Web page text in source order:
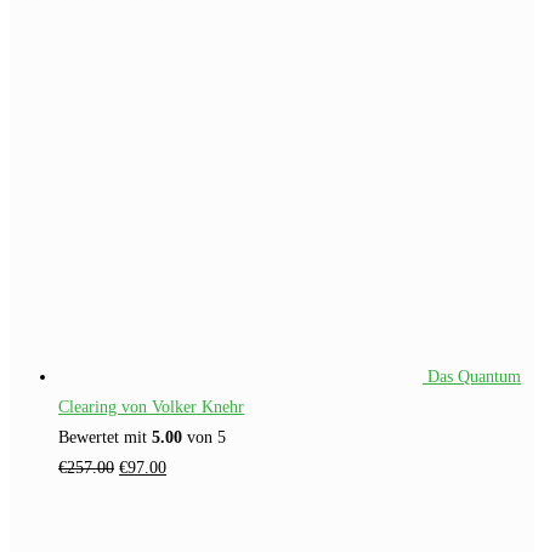
Das Quantum
Clearing von Volker Knehr
Bewertet mit 5.00 von 5
€257.00 Ursprünglicher
€97.00Aktueller